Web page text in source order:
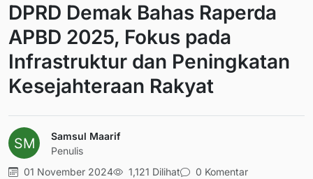
DPRD Demak Bahas Raperda
APBD 2025, Fokus pada
Infrastruktur dan Peningkatan
Kesejahteraan Rakyat
Samsul Maarif
Penulis
01 November 2024
1,121 Dilihat 0 Komentar